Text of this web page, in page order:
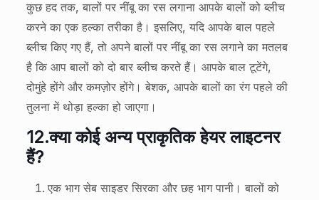
कुछ हद तक, बालों पर नींबू का रस लगाना आपके बालों को ब्लीच
करने का एक हल्का तरीका है। इसलिए, यदि आपके बाल पहले
ब्लीच किए गए हैं, तो अपने बालों पर नींबू का रस लगाने का मतलब
है कि आप बालों को दो बार ब्लीच करते हैं। आपके बाल टूटेंगे,
दोमुंहे होंगे और कमज़ोर होंगे। बेशक, आपके बालों का रंग पहले की
तुलना में थोड़ा हल्का हो जाएगा।
12.क्या कोई अन्य प्राकृतिक हेयर लाइटनर
हैं?
एक भाग सेब साइडर सिरका और छह भाग पानी। बालों को